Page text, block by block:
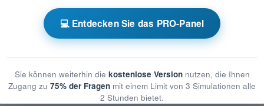
Leistungsvermögen💻 Entdecken Sie das PRO-Panel
Sie können weiterhin die kostenlose Versionnutzen, die Ihnen
Zugang zu 75% der Fragen mit einem Limit von 3 Simulationen alle
2 Stunden bietet.